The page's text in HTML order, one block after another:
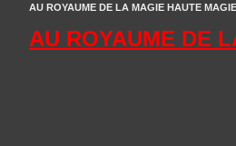
AU ROYAUME DE LA MAGIE HAUTE
AU ROYAUME DE